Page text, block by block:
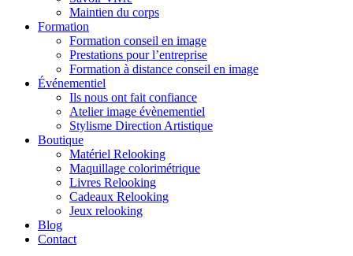
Maintien du corps
Formation
Formation conseil en image
Prestations pour l’entreprise
Formation à distance conseil en image
Événementiel
Ils nous ont fait confiance
Atelier image évènementiel
Stylisme Direction Artistique
Boutique
Matériel Relooking
Maquillage colorimétrique
Livres Relooking
Cadeaux Relooking
Jeux relooking
Blog
Contact